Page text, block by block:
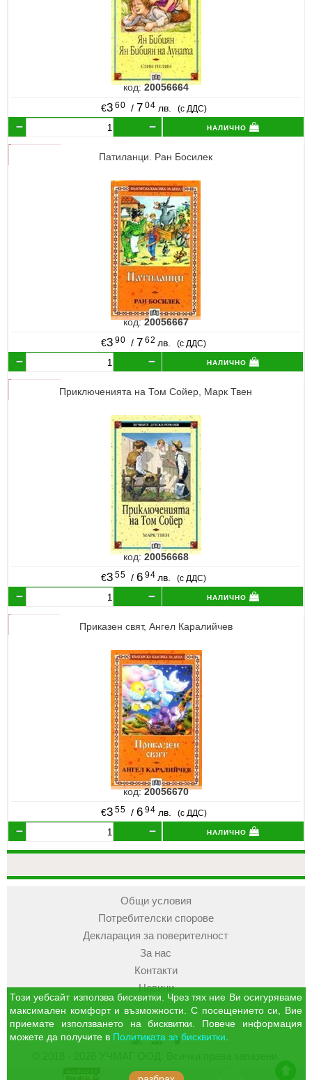
код:20056664
€3 60 / 7 04 лв. (с ДДС)
налично
Патиланци. Ран Босилек
код:20056667
€3 90 / 7 62 лв. (с ДДС)
налично
Приключенията на Том Сойер, Марк Твен
код:20056668
€3 55 / 6 94 лв. (с ДДС)
налично
Приказен свят, Ангел Каралийчев
код:20056670
€3 55 /6 94 лв. (с ДДС)
налично
Общи условия
Потребителски спорове
Декларация за поверителност
За нас
Контакти
Новини
УЧМАГКошница
Профил
Този уебсайт използва бисквитки. Чрез тях ние Ви осигуряваме
максимален комфорт и възможности. С посещението си, Вие
приемате използването на бисквитки. Повече информация
можете да получите в Политиката за бисквитки.